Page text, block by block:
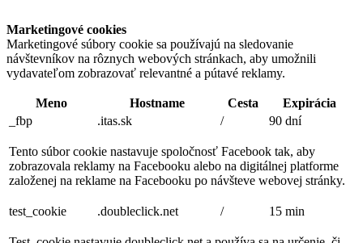
Marketingové cookies
Marketingové súbory cookie sa používajú na sledovanie
návštevníkov na rôznych webových stránkach, aby umožnili
vydavateľom zobrazovať relevantné a pútavé reklamy.
Meno Hostname Cesta
Expirácia
_fbp
.itas.sk / 90 dní
Tento súbor cookie nastavuje spoločnosť Facebook tak, aby
zobrazovala reklamy na Facebooku alebo na digitálnej platforme
založenej na reklame na Facebooku po návšteve webovej stránky.
test_cookie .doubleclick.net / 15 min